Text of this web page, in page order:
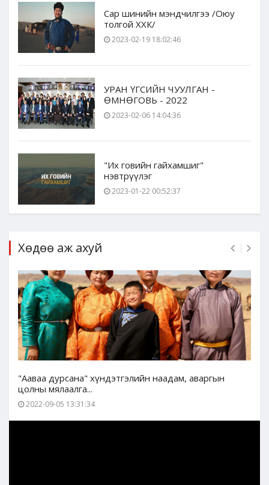
Сар шинийн мэндчилгээ /Оюу
толгой ХХК/
2023-02-19 18:02:46
УРАН ҮГСИЙН ЧУУЛГАН -
ӨМНӨГОВЬ - 2022
2023-02-06 14:04:36
"Их говийн гайхамшиг"
нэвтрүүлэг
2023-01-22 00:52:37
Хөдөө аж ахуй
"Ааваа дурсана" хүндэтгэлийн наадам, аваргын
цолны мялаалга...
2022-09-05 13:31:34